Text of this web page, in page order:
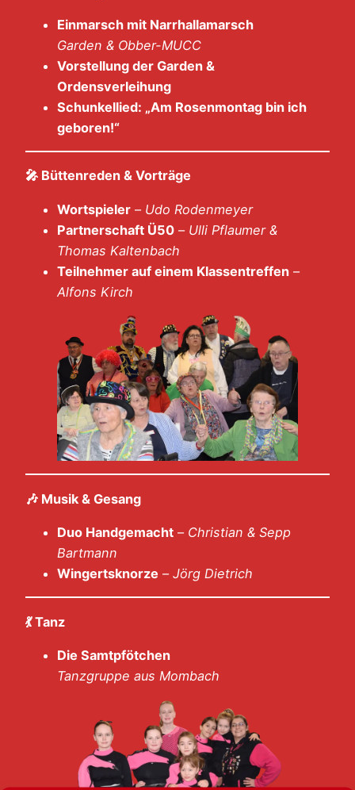
Einmarsch mit Narrhallamarsch
Garden & Obber-MUCC
Vorstellung der Garden &
Ordensverleihung
Schunkellied: „Am Rosenmontag bin ich
geboren!“
🎤 Büttenreden & Vorträge
Wortspieler – Udo Rodenmeyer
Partnerschaft Ü50 – Ulli Pflaumer &
Thomas Kaltenbach
Teilnehmer auf einem Klassentreffen –
Alfons Kirch
🎶 Musik & Gesang
Duo Handgemacht – Christian & Sepp
Bartmann
Wingertsknorze – Jörg Dietrich
💃Tanz
Die Samtpfötchen
Tanzgruppe aus Mombach